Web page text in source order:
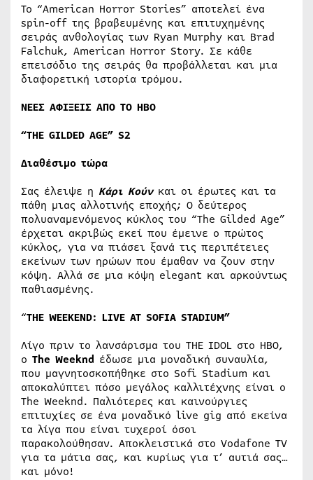
Το “American Horror Stories” αποτελεί ένα
spin-off της βραβευμένης και επιτυχημένης
σειράς ανθολογίας των Ryan Murphy και Brad
Falchuk, American Horror Story. Σε κάθε
επεισόδιο της σειράς θα προβάλλεται και μια
διαφορετική ιστορία τρόμου.
ΝΕΕΣ ΑΦΙΞΕΙΣ ΑΠΟ ΤO ΗΒΟ
“THE GILDED AGE” S2
Διαθέσιμο τώρα
Σας έλειψε η Κάρι Κούνκαι οι έρωτες και τα
πάθη μιας αλλοτινής εποχής; Ο δεύτερος
πολυαναμενόμενος κύκλος του “The Gilded Age”
έρχεται ακριβώς εκεί που έμεινε ο πρώτος
κύκλος, για να πιάσει ξανά τις περιπέτειες
εκείνων των ηρώων που έμαθαν να ζουν στην
κόψη. Αλλά σε μια κόψη elegant και αρκούντως
παθιασμένης.
“THE WEEKEND: LIVE AT SOFIA STADIUM”
Λίγο πριν το λανσάρισμα του ΤΗΕ ΙDOL στο ΗΒΟ,
ο The Weeknd έδωσε μια μοναδική συναυλία,
που μαγνητοσκοπήθηκε στο Sofi Stadium και
αποκαλύπτει πόσο μεγάλος καλλιτέχνης είναι ο
The Weeknd. Παλιότερες και καινούργιες
επιτυχίες σε ένα μοναδικό live gig από εκείνα
τα λίγα που είναι τυχεροί όσοι
παρακολούθησαν. Αποκλειστικά στο Vodafone TV
για τα μάτια σας, και κυρίως για τ’ αυτιά σας…
και μόνο!